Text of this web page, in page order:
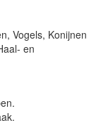
Vogels, Konijnen
en